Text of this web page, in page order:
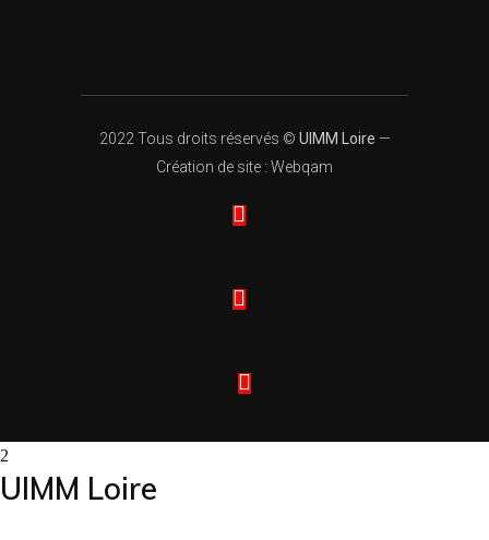
2022 Tous droits réservés © UIMM Loire —
Création de site : Webqam
UIMM Loire